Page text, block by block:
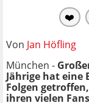
❤️
Von Jan Höfling
München -
Jährige hat eine
Folgen getroffen,
ihren vielen